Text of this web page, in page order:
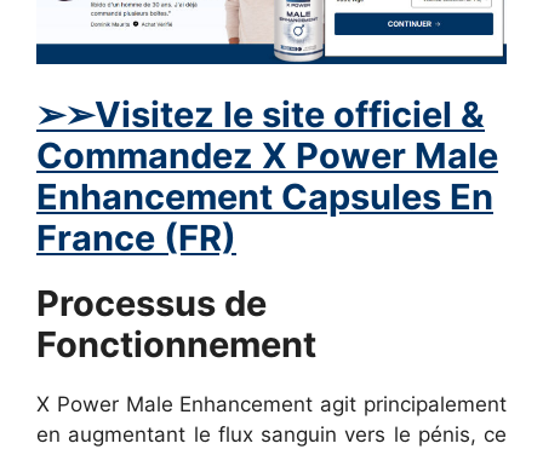
➢➢Visitez le site officiel &
Commandez X Power Male
Enhancement Capsules En
France (FR)
Processus de
Fonctionnement
X Power Male Enhancement agit principalement
en augmentant le flux sanguin vers le pénis, ce